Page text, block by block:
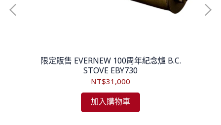
限定販售 EVERNEW 100周年紀念爐 B.C.
STOVE EBY730
NT$31,000
加入購物車